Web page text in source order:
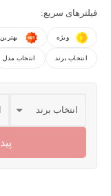
فیلترهای سریع:
ویژه
انتخاب برند انتخاب مدل